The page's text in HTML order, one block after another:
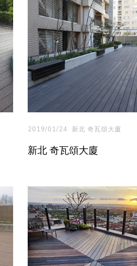
2019/01/24 新北 奇瓦頌大廈
新北 奇瓦頌大廈